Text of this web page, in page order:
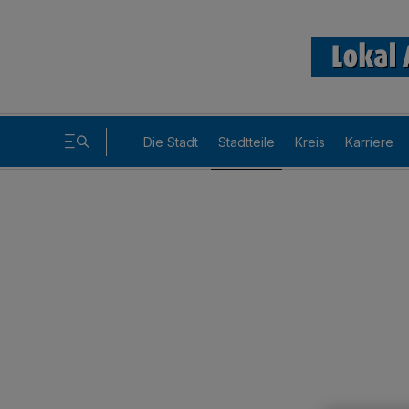
Die Stadt Stadtteile Kreis Karriere